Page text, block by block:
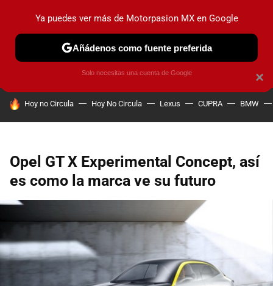
PRUEBAS INDUSTRIA HOY NO CIRCULA
HOY SE HABLA DE
Hoy no Circula Hoy No Circula Lexus CUPRA BMW
Opel GT X Experimental Concept, así
es como la marca ve su futuro
×
Ya puedes ver más de Motorpasion MX en Google
Añádenos como fuente preferida
Solo necesitas una cuenta de Google